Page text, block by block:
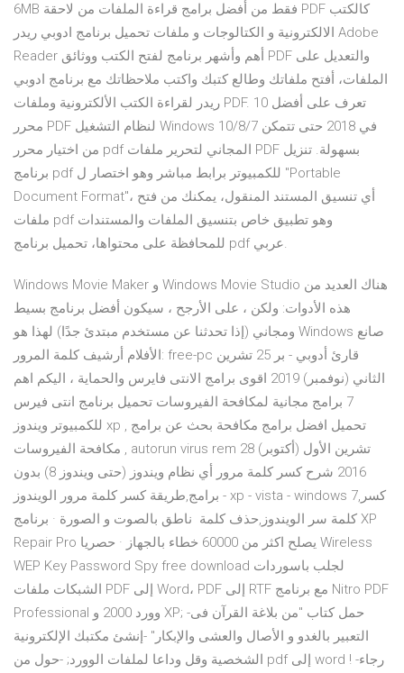
6MB فقط من أفضل برامج قراءة الملفات من لاحقة PDF كالكتب
الالكترونية و الكتالوجات و ملفات تحميل برنامج ادوبي ريدر Adobe
Reader أهم وأشهر برنامج لفتح الكتب ووثائق PDF والتعديل على
الملفات، أفتح ملفاتك وطالع كتبك واكتب ملاحظاتك مع برنامج ادوبي
ريدر لقراءة الكتب الألكترونية وملفات PDF. تعرف على أفضل 10
محرر PDF لنظام التشغيل Windows 10/8/7 في 2018 حتى تتمكن
من اختيار محرر pdf المجاني لتحرير ملفات PDF بسهولة. تنزيل
برنامج pdf للكمبيوتر برابط مباشر وهو اختصار ل "Portable
Document Format"، أي تنسيق المستند المنقول، يمكنك من فتح
ملفات pdf وهو تطبيق خاص بتنسيق الملفات والمستندات
للمحافظة على محتواها، تحميل برنامج pdf عربي.
Windows Movie Maker و Windows Movie Studio هناك العديد من
هذه الأدوات: ولكن ، على الأرجح ، سيكون أفضل برنامج بسيط
ومجاني (إذا تحدثنا عن مستخدم مبتدئ جدًا) لهذا هو Windows صانع
الأفلام أرشيف كلمة المرور: free-pc قارئ أدوبي - بر 25 تشرين
الثاني (نوفمبر) 2019 اقوى برامج الانتى فايرس والحماية ، اليكم اهم
7 برامج مجانية لمكافحة الفيروسات تحميل برنامج انتى فيرس
للكمبيوتر ويندوز xp , تحميل افضل برامج مكافحة بحث عن برامج
مكافحة الفيروسات , autorun virus rem 28 تشرين الأول (أكتوبر)
2016 شرح كسر كلمة مرور أي نظام ويندوز (حتى ويندوز 8) بدون
برامج,طريقة كسر كلمة مرور الويندوز - xp - vista - windows 7,كسر
كلمة سر الويندوز,حذف كلمة ناطق بالصوت و الصورة · برنامج XP
Repair Pro يصلح اكثر من 60000 خطاء بالجهاز · حصريا Wireless
WEP Key Password Spy free download لجلب باسوردات
الشبكات ملفات PDF إلى Word، PDF إلى RTF مع برنامج Nitro PDF
Professional وورد 2000 و XP; -حمل كتاب "من بلاغة القرآن فى
التعبير بالغدو و الأصال والعشى والإبكار" -إنشئ مكتبك الإلكترونية
الشخصية وقل وداعا لملفات الوورد; -حول من pdf إلى word ! -رجاء